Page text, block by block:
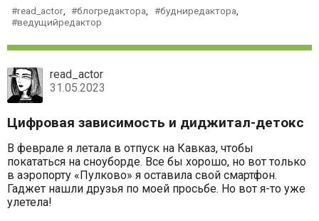
read_actor, блогредактора будниредактора
ведущийредактор
read_actor
31.05.2023
Цифровая зависимость и диджитал-детокс
В феврале я летала в отпуск на Кавказ, чтобы
покататься на сноуборде. Все бы хорошо, но вот только
в аэропорту «Пулково» я оставила свой смартфон.
Гаджет нашли друзья по моей просьбе. Но вот я-то уже
улетела!